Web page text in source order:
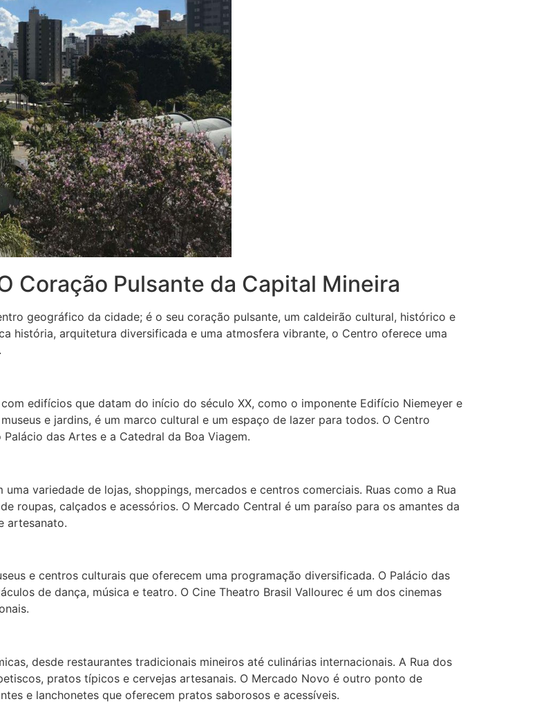
Coração Pulsante da Capital Mineira
geográfico da cidade; é o seu coração pulsante, um caldeirão cultural, histórico e
história, arquitetura diversificada e uma atmosfera vibrante, o Centro oferece uma
edifícios que datam do início do século XX, como o imponente Edifício Niemeyer e
e jardins, é um marco cultural e um espaço de lazer para todos. O Centro
das Artes e a Catedral da Boa Viagem.
variedade de lojas, shoppings, mercados e centros comerciais. Ruas como a Rua
roupas, calçados e acessórios. O Mercado Central é um paraíso para os amantes da
artesanato.
e centros culturais que oferecem uma programação diversificada. O Palácio das
de dança, música e teatro. O Cine Theatro Brasil Vallourec é um dos cinemas
desde restaurantes tradicionais mineiros até culinárias internacionais. A Rua dos
pratos típicos e cervejas artesanais. O Mercado Novo é outro ponto de
e lanchonetes que oferecem pratos saborosos e acessíveis.